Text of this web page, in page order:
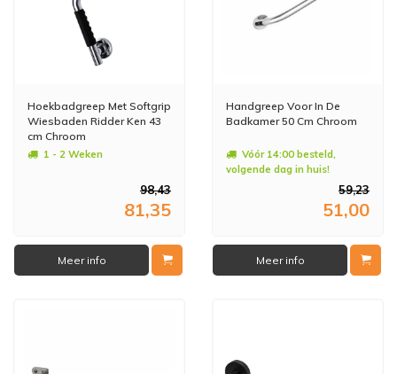
Hoekbadgreep Met Softgrip
Wiesbaden Ridder Ken 43
cm Chroom
1 - 2 Weken
98,43
81,35
Meer info
Handgreep Voor In De
Badkamer 50 Cm Chroom
Vóór 14:00 besteld,
volgende dag in huis!
59,23
51,00
Meer info